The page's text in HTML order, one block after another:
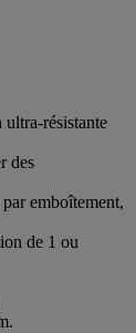
résistante
des
emboîtement,
de 1 ou